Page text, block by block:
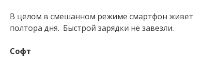
В целом в смешанном режиме смартфон живет
полтора дня. Быстрой зарядки не завезли.
Софт